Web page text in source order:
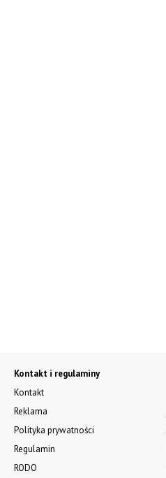
Kontakt i regulaminy
Kontakt
Reklama
Polityka prywatności
Regulamin
RODO